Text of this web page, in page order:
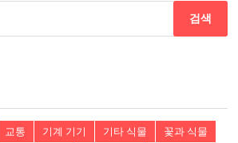
교통 기계 기기 기타 식물
꽃과 식물